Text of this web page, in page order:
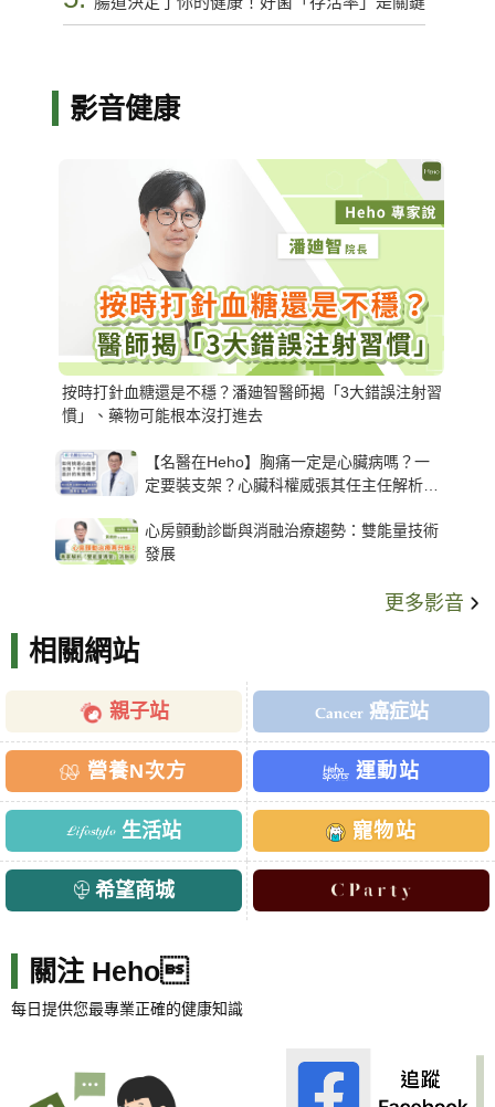
影音健康
按時打針血糖還是不穩？潘廸智醫師揭「3大錯誤注射習
慣」、藥物可能根本沒打進去
【名醫在Heho】胸痛一定是心臟病嗎？一
定要裝支架？心臟科權威張其任主任解析支
心房顫動診斷與消融治療趨勢：雙能量技術
發展
更多影音
相關網站
親子站 癌症站
營養N次方 運動站
生活站 寵物站
希望商城
關注 Heho
每日提供您最專業正確的健康知識